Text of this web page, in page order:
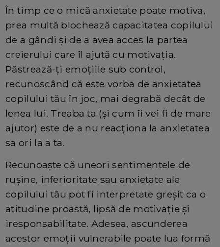
În timp ce o mică anxietate poate motiva,
prea multă blochează capacitatea copilului
de a gândi și de a avea acces la partea
creierului care îl ajută cu motivația.
Păstrează-ţi emoțiile sub control,
recunoscând că este vorba de anxietatea
copilului tău în joc, mai degrabă decât de
lenea lui. Treaba ta (și cum îi vei fi de mare
ajutor) este de a nu reacționa la anxietatea
sa ori la a ta.
Recunoaște că uneori sentimentele de
rușine, inferioritate sau anxietate ale
copilului tău pot fi interpretate greșit ca o
atitudine proastă, lipsă de motivație și
iresponsabilitate. Adesea, ascunderea
acestor emoții vulnerabile poate lua formă